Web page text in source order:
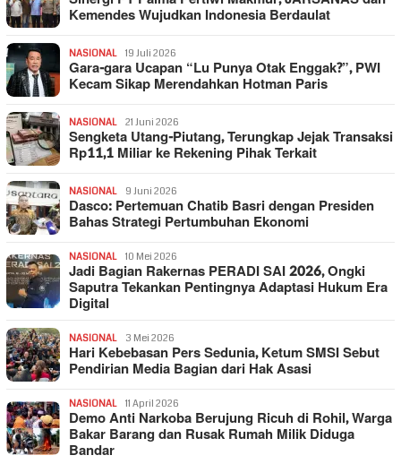
Kemendes Wujudkan Indonesia Berdaulat
NASIONAL 19 Juli 2026
Gara-gara Ucapan “Lu Punya Otak Enggak?”, PWI
Kecam Sikap Merendahkan Hotman Paris
NASIONAL 21 Juni 2026
Sengketa Utang-Piutang, Terungkap Jejak Transaksi
Rp11,1 Miliar ke Rekening Pihak Terkait
NASIONAL 9 Juni 2026
Dasco: Pertemuan Chatib Basri dengan Presiden
Bahas Strategi Pertumbuhan Ekonomi
NASIONAL 10 Mei 2026
Jadi Bagian Rakernas PERADI SAI 2026, Ongki
Saputra Tekankan Pentingnya Adaptasi Hukum Era
Digital
NASIONAL 3 Mei 2026
Hari Kebebasan Pers Sedunia, Ketum SMSI Sebut
Pendirian Media Bagian dari Hak Asasi
NASIONAL 11 April 2026
Demo Anti Narkoba Berujung Ricuh di Rohil, Warga
Bakar Barang dan Rusak Rumah Milik Diduga
Bandar